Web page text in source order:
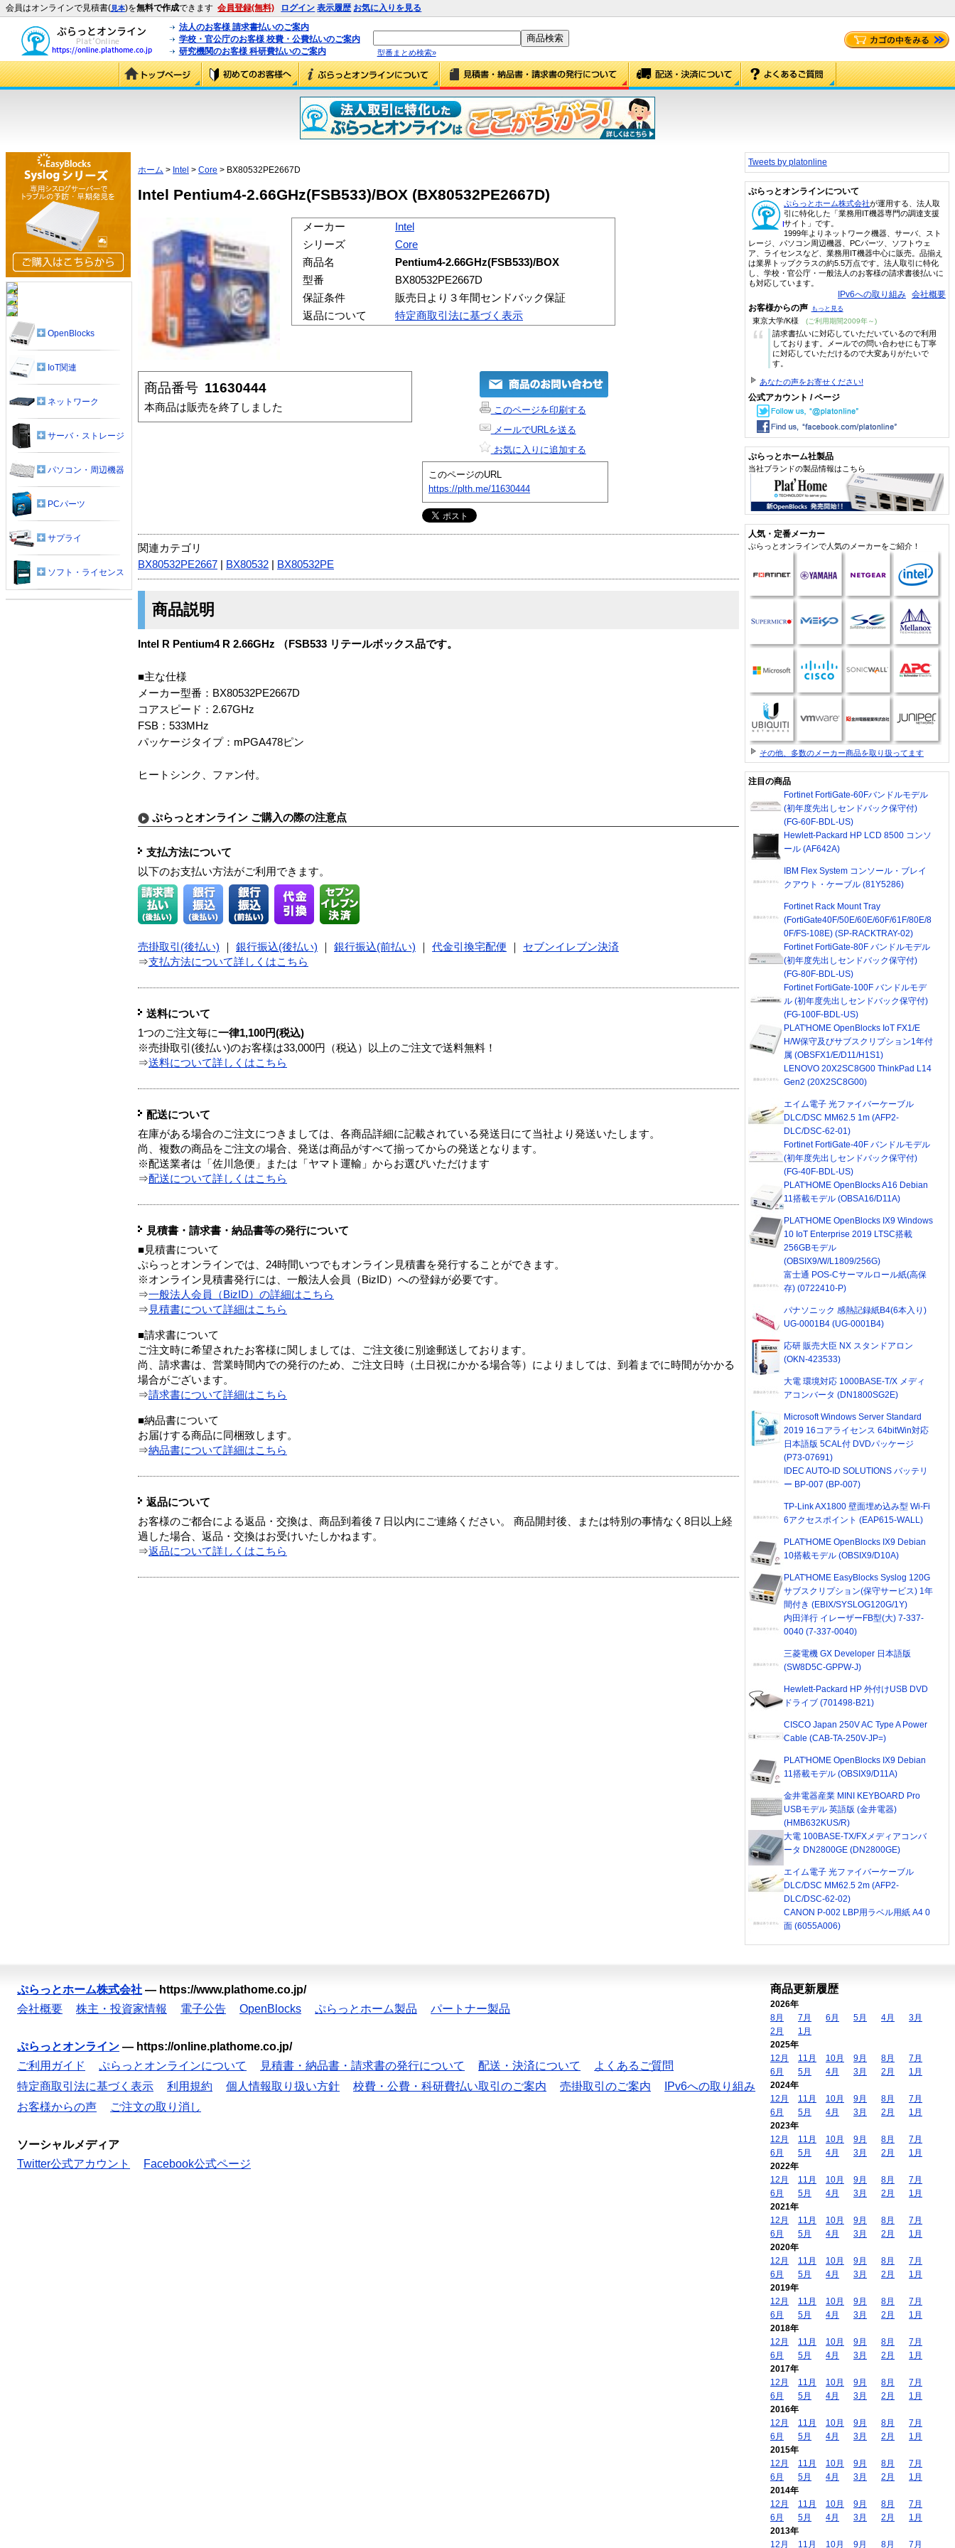
会員はオンラインで見積書(見本)を無料で作成できます 会員登録(無料) ログイン 表示履歴 お気に入りを見る
法人のお客様 請求書払いのご案内
学校・官公庁のお客様 校費・公費払いのご案内
研究機関のお客様 科研費払いのご案内
型番まとめ検索»
ホーム > Intel > Core > BX80532PE2667D
Intel Pentium4-2.66GHz(FSB533)/BOX (BX80532PE2667D)
メーカー
Intel
シリーズ
Core
商品名
Pentium4-2.66GHz(FSB533)/BOX
型番
BX80532PE2667D
保証条件
販売日より３年間センドバック保証
返品について
特定商取引法に基づく表示
商品番号 11630444
本商品は販売を終了しました
このページを印刷する
メールでURLを送る
お気に入りに追加する
このページのURL
https://plth.me/11630444
関連カテゴリ
BX80532PE2667
BX80532 BX80532PE
商品説明
Intel R Pentium4 R 2.66GHz （FSB533 リテールボックス品です。
■主な仕様
メーカー型番：BX80532PE2667D
コアスピード：2.67GHz
FSB：533MHz
パッケージタイプ：mPGA478ピン
ヒートシンク、ファン付。
ぷらっとオンライン ご購入の際の注意点
支払方法について
以下のお支払い方法がご利用できます。
売掛取引(後払い) 銀行振込(後払い) 銀行振込(前払い) 代金引換宅配便
セブンイレブン決済
⇒支払方法について詳しくはこちら
送料について
1つのご注文毎に一律1,100円(税込)
※売掛取引(後払い)のお客様は33,000円（税込）以上のご注文で送料無料！
⇒送料について詳しくはこちら
配送について
在庫がある場合のご注文につきましては、各商品詳細に記載されている発送日にて当社より発送いたします。
尚、複数の商品をご注文の場合、発送は商品がすべて揃ってからの発送となります。
※配送業者は「佐川急便」または「ヤマト運輸」からお選びいただけます
⇒配送について詳しくはこちら
見積書・請求書・納品書等の発行について
■見積書について
ぷらっとオンラインでは、24時間いつでもオンライン見積書を発行することができます。
※オンライン見積書発行には、一般法人会員（BizID）への登録が必要です。
⇒一般法人会員（BizID）の詳細はこちら
⇒ 見積書について詳細はこちら
■請求書について
ご注文時に希望されたお客様に関しましては、ご注文後に別途郵送しております。
尚、請求書は、営業時間内での発行のため、ご注文日時（土日祝にかかる場合等）によりましては、到着までに時間がかかる
場合がございます。
⇒請求書について詳細はこちら
■納品書について
お届けする商品に同梱致します。
⇒納品書について詳細はこちら
返品について
お客様のご都合による返品・交換は、商品到着後７日以内にご連絡ください。 商品開封後、または特別の事情なく8日以上経
過した場合、返品・交換はお受けいたしかねます。
⇒返品について詳しくはこちら
OpenBlocks
IoT関連
ネットワーク
サーバ・ストレージ
パソコン・周辺機器
PCパーツ
サプライ
ソフト・ライセンス
Tweets by platonline
ぷらっとオンラインについて
ぷらっとホーム株式会社が運用する、法人取
引に特化した「業務用IT機器専門の調達支援
サイト」です。
1999年よりネットワーク機器、サーバ、スト
レージ、パソコン周辺機器、PCパーツ、ソフトウェ
ア、ライセンスなど、業務用IT機器中心に販売。品揃え
は業界トップクラスの約5.5万点です。法人取引に特化
し、学校・官公庁・一般法人のお客様の請求書後払いに
も対応しています。
IPv6への取り組み 会社概要
お客様からの声 もっと見る
東京大学/K様 (ご利用期間2009年～)
“
請求書払いに対応していただいているので利用
しております。メールでの問い合わせにも丁寧
に対応していただけるので大変ありがたいで
す。
あなたの声をお寄せください!
公式アカウント / ページ
ぷらっとホーム社製品
当社ブランドの製品情報はこちら
人気・定番メーカー
ぷらっとオンラインで人気のメーカーをご紹介！
その他、多数のメーカー商品を取り扱ってます
注目の商品
Fortinet FortiGate-60Fバンドルモデル
(初年度先出しセンドバック保守付)
(FG-60F-BDL-US)
Hewlett-Packard HP LCD 8500 コンソ
ール (AF642A)
IBM Flex System コンソール・ブレイ
クアウト・ケーブル (81Y5286)
Fortinet Rack Mount Tray
(FortiGate40F/50E/60E/60F/61F/80E/8
0F/FS-108E) (SP-RACKTRAY-02)
Fortinet FortiGate-80F バンドルモデル
(初年度先出しセンドバック保守付)
(FG-80F-BDL-US)
Fortinet FortiGate-100F バンドルモデ
ル (初年度先出しセンドバック保守付)
(FG-100F-BDL-US)
PLAT'HOME OpenBlocks IoT FX1/E
H/W保守及びサブスクリプション1年付
属 (OBSFX1/E/D11/H1S1)
LENOVO 20X2SC8G00 ThinkPad L14
Gen2 (20X2SC8G00)
エイム電子 光ファイバーケーブル
DLC/DSC MM62.5 1m (AFP2-
DLC/DSC-62-01)
Fortinet FortiGate-40F バンドルモデル
(初年度先出しセンドバック保守付)
(FG-40F-BDL-US)
PLAT'HOME OpenBlocks A16 Debian
11搭載モデル (OBSA16/D11A)
PLAT'HOME OpenBlocks IX9 Windows
10 IoT Enterprise 2019 LTSC搭載
256GBモデル
(OBSIX9/W/L1809/256G)
富士通 POS-Cサーマルロール紙(高保
存) (0722410-P)
パナソニック 感熱記録紙B4(6本入り)
UG-0001B4 (UG-0001B4)
応研 販売大臣 NX スタンドアロン
(OKN-423533)
大電 環境対応 1000BASE-T/X メディ
アコンバータ (DN1800SG2E)
Microsoft Windows Server Standard
2019 16コアライセンス 64bitWin対応
日本語版 5CAL付 DVDパッケージ
(P73-07691)
IDEC AUTO-ID SOLUTIONS バッテリ
ー BP-007 (BP-007)
TP-Link AX1800 壁面埋め込み型 Wi-Fi
6アクセスポイント (EAP615-WALL)
PLAT'HOME OpenBlocks IX9 Debian
10搭載モデル (OBSIX9/D10A)
PLAT'HOME EasyBlocks Syslog 120G
サブスクリプション(保守サービス) 1年
間付き (EBIX/SYSLOG120G/1Y)
内田洋行 イレーザーFB型(大) 7-337-
0040 (7-337-0040)
三菱電機 GX Developer 日本語版
(SW8D5C-GPPW-J)
Hewlett-Packard HP 外付けUSB DVD
ドライブ (701498-B21)
CISCO Japan 250V AC Type A Power
Cable (CAB-TA-250V-JP=)
PLAT'HOME OpenBlocks IX9 Debian
11搭載モデル (OBSIX9/D11A)
金井電器産業 MINI KEYBOARD Pro
USBモデル 英語版 (金井電器)
(HMB632KUS/R)
大電 100BASE-TX/FXメディアコンバ
ータ DN2800GE (DN2800GE)
エイム電子 光ファイバーケーブル
DLC/DSC MM62.5 2m (AFP2-
DLC/DSC-62-02)
CANON P-002 LBP用ラベル用紙 A4 0
面 (6055A006)
ぷらっとホーム株式会社 — https://www.plathome.co.jp/
会社概要
株主・投資家情報 電子公告 OpenBlocks ぷらっとホーム製品 パートナー製品
ぷらっとオンライン — https://online.plathome.co.jp/
ご利用ガイド
ぷらっとオンラインについて 見積書・納品書・請求書の発行について 配送・決済について
よくあるご質問
特定商取引法に基づく表示
利用規約 個人情報取り扱い方針 校費・公費・科研費払い取引のご案内 売掛取引のご案内
IPv6への取り組み
お客様からの声
ご注文の取り消し
ソーシャルメディア
Twitter公式アカウント
Facebook公式ページ
商品更新履歴
2026年
8月
7月 6月 5月 4月
3月
2月
1月
2025年
12月
11月 10月 9月 8月
7月
6月
5月 4月 3月 2月
1月
2024年
12月
11月 10月 9月 8月
7月
6月
5月 4月 3月 2月
1月
2023年
12月
11月 10月 9月 8月
7月
6月
5月 4月 3月 2月
1月
2022年
12月
11月 10月 9月 8月
7月
6月
5月 4月 3月 2月
1月
2021年
12月
11月 10月 9月 8月
7月
6月
5月 4月 3月 2月
1月
2020年
12月
11月 10月 9月 8月
7月
6月
5月 4月 3月 2月
1月
2019年
12月
11月 10月 9月 8月
7月
6月
5月 4月 3月 2月
1月
2018年
12月
11月 10月 9月 8月
7月
6月
5月 4月 3月 2月
1月
2017年
12月
11月 10月 9月 8月
7月
6月
5月 4月 3月 2月
1月
2016年
12月
11月 10月 9月 8月
7月
6月
5月 4月 3月 2月
1月
2015年
12月
11月 10月 9月 8月
7月
6月
5月 4月 3月 2月
1月
2014年
12月
11月 10月 9月 8月
7月
6月
5月 4月 3月 2月
1月
2013年
12月
11月 10月 9月 8月 7月